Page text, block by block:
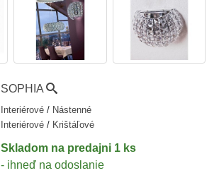
SOPHIA
Interiérové / Nástenné
Interiérové / Krištáľové
Skladomna predajni 1 ks
- ihneď na odoslanie